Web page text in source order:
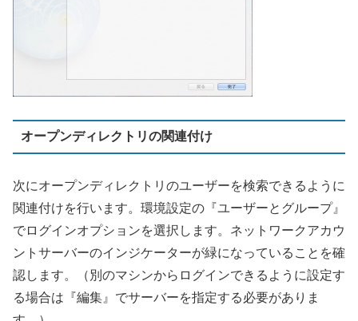
オープンディレクトリの関連付け
次にオープンディレクトリのユーザーを検索できるように
関連付けを行います。環境設定の『ユーザーとグループ』
でログインオプションを選択します。ネットワークアカウ
ントサーバーのインジケーターが緑になっていることを確
認します。（別のマシンからログインできるように設定す
る場合は『編集』でサーバーを指定する必要がありま